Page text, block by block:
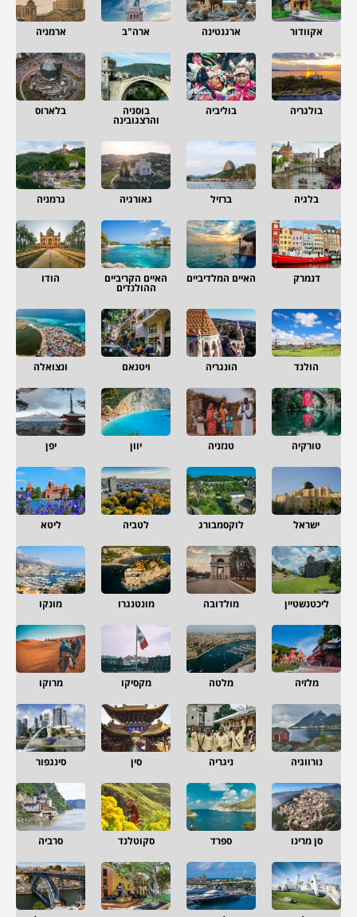
אקוודור ארגנטינה ארה"ב ארמניה
בולגריה בוליביה בוסניה
והרצגובינה
בלארוס
בלגיה ברזיל גאורגיה גרמניה
דנמרק האיים המלדיביים האיים הקריביים
ההולנדים
הודו
הולנד הונגריה ויטנאם ונצואלה
טורקיה טנזניה יוון יפן
ישראל לוקסמבורג לטביה ליטא
ליכטנשטיין מולדובה מונטנגרו מונקו
מלזיה מלטה מקסיקו מרוקו
נורווגיה ניגריה סין סינגפור
סן מרינו ספרד סקוטלנד סרביה